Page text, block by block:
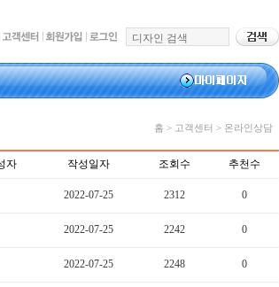
홈 > 고객센터 > 온라인상담
자 작성일자 조회수 추천수
2022-07-25 2312 0
2022-07-25 2242 0
2022-07-25 2248 0